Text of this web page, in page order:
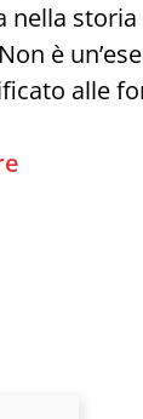
nella
è
alle